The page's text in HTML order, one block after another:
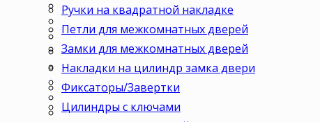
В кабинет
В детскую
В спальню
В гостиную
В зал
В гардеробную
В коридор
В кладовку
Ручки на квадратной накладке
Петли для межкомнатных дверей
Замки для межкомнатных дверей
Накладки на цилиндр замка двери
Фиксаторы/Завертки
Цилиндры с ключами